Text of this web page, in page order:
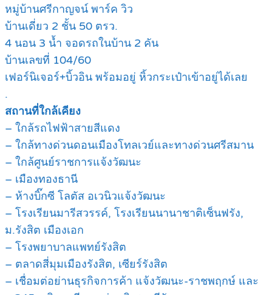
หมู่บ้านศรีกาญจน์ พาร์ค วิว
บ้านเดี่ยว 2 ชั้น 50 ตรว.
4 นอน 3 น้ำ จอดรถในบ้าน 2 คัน
บ้านเลขที่ 104/60
เฟอร์นิเจอร์+บิ้วอิน พร้อมอยู่ หิ้วกระเป๋าเข้าอยู่ได้เลย
.
สถานที่ใกล้เคียง
– ใกล้รถไฟฟ้าสายสีแดง
– ใกล้ทางด่วนดอนเมืองโทลเวย์และทางด่วนศรีสมาน
– ใกล้ศูนย์ราชการแจ้งวัฒนะ
– เมืองทองธานี
– ห้างบิ๊กซี โลตัส อเวนิวแจ้งวัฒนะ
– โรงเรียนมารีสวรรค์, โรงเรียนนานาชาติเซ็นฟรัง,
ม.รังสิต เมืองเอก
– โรงพยาบาลแพทย์รังสิต
– ตลาดสี่มุมเมืองรังสิต, เซียร์รังสิต
– เชื่อมต่อย่านธุรกิจการค้า แจ้งวัฒนะ-ราชพฤกษ์ และ